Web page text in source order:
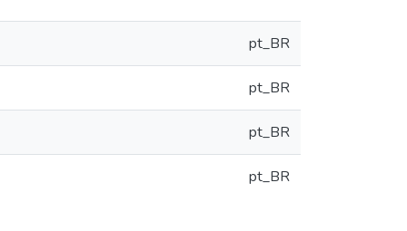
pt_BR
pt_BR
pt_BR
pt_BR